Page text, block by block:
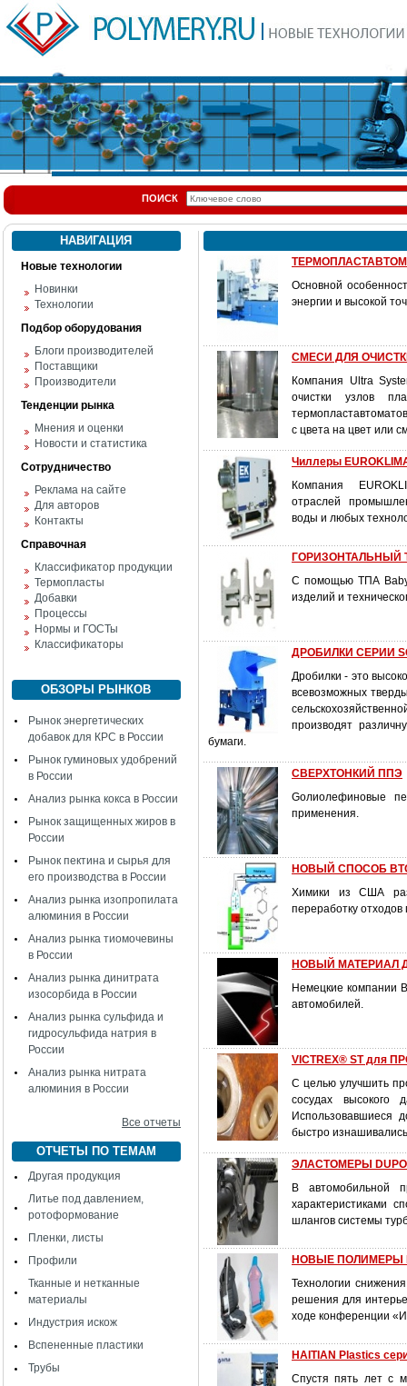
ПОИСК
НАВИГАЦИЯ
Новые технологии
Новинки
Технологии
Подбор оборудования
Блоги производителей
Поставщики
Производители
Тенденции рынка
Мнения и оценки
Новости и статистика
Сотрудничество
Реклама на сайте
Для авторов
Контакты
Справочная
Классификатор продукции
Термопласты
Добавки
Процессы
Нормы и ГОСТы
Классификаторы
ОБЗОРЫ РЫНКОВ
Рынок энергетических
добавок для КРС в России
Рынок гуминовых удобрений
в России
Анализ рынка кокса в России
Рынок защищенных жиров в
России
Рынок пектина и сырья для
его производства в России
Анализ рынка изопропилата
алюминия в России
Анализ рынка тиомочевины
в России
Анализ рынка динитрата
изосорбида в России
Анализ рынка сульфида и
гидросульфида натрия в
России
Анализ рынка нитрата
алюминия в России
Все отчеты
ОТЧЕТЫ ПО ТЕМАМ
Другая продукция
Литье под давлением,
ротоформование
Пленки, листы
Профили
Тканные и нетканные
материалы
Индустрия искож
Вспененные пластики
Трубы
Основной
энергии и высокой
СМЕСИ ДЛЯ
Компания Ultra
очистки узлов
с цвета на цвет или
Чиллеры
Компания
отраслей
воды и любых
ГОРИЗОНТАЛЬНЫЙ
С помощью ТПА
изделий и
ДРОБИЛКИ СЕРИИ
Дробилки - это
всевозможных
производят
бумаги.
СВЕРХТОНКИЙ ППЭ
Gолиолефиновые
применения.
НОВЫЙ СПОСОБ
Химики из США
переработку
НОВЫЙ МАТЕРИАЛ
Немецкие компании
автомобилей.
VICTREX® ST для
С целью улучшить
сосудах высокого
Использовавшиеся
быстро
ЭЛАСТОМЕРЫ
В автомобильной
характеристиками
шлангов системы
НОВЫЕ ПОЛИМЕРЫ
Технологии
решения для
ходе конференции
HAITIAN Plastics
Спустя пять лет с